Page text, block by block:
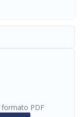
formato PDF